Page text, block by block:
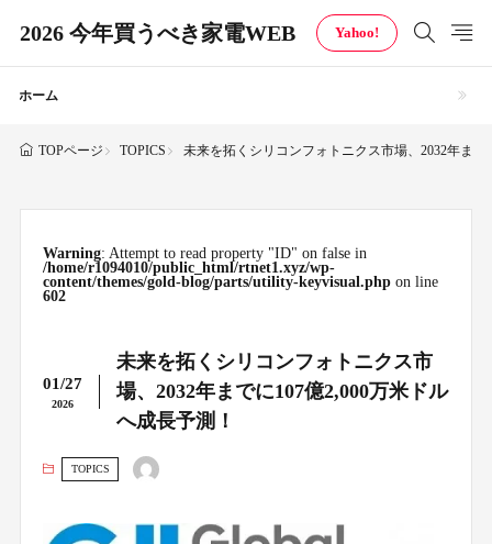
2026 今年買うべき家電WEB Yahoo!
ホーム
TOPページ TOPICS 未来を拓くシリコンフォトニクス市場、2032年まで
Warning: Attempt to read property "ID" on false in
/home/r1094010/public_html/rtnet1.xyz/wp-
content/themes/gold-blog/parts/utility-keyvisual.phpon line
602
01/27
2026
未来を拓くシリコンフォトニクス市
場、2032年までに107億2,000万米ドル
へ成長予測！
TOPICS